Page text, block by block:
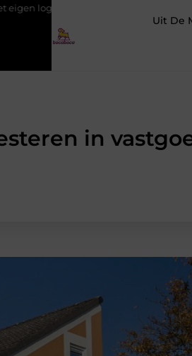
SEO voor beginners? Stap voor stap
Uit De
in